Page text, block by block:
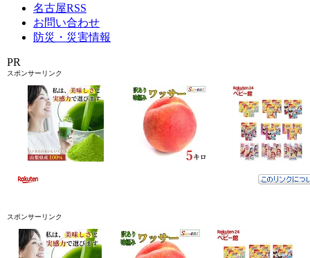
名古屋RSS
お問い合わせ
防災・災害情報
PR
スポンサーリンク
スポンサーリンク